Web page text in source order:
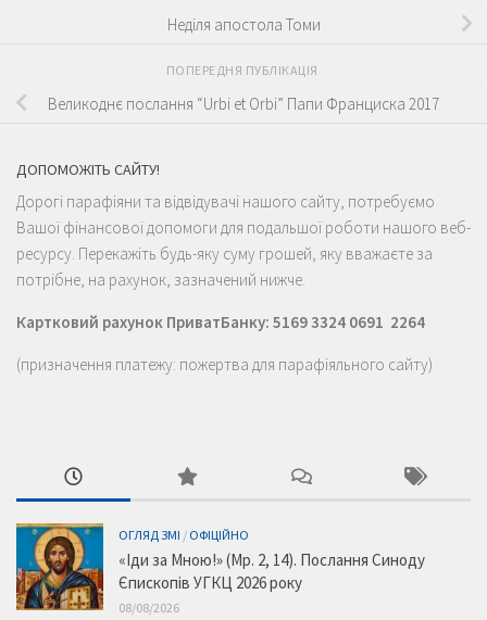
Неділя апостола Томи
ПОПЕРЕДНЯ ПУБЛІКАЦІЯ
Великоднє послання “Urbi et Orbi” Папи Франциска 2017
ДОПОМОЖІТЬ САЙТУ!
Дорогі парафіяни та відвідувачі нашого сайту, потребуємо
Вашої фінансової допомоги для подальшої роботи нашого веб-
ресурсу. Перекажіть будь-яку суму грошей, яку вважаєте за
потрібне, на рахунок, зазначений нижче.
Картковий рахунок ПриватБанку: 5169 3324 0691 2264
(призначення платежу: пожертва для парафіяльного сайту)
ОГЛЯД ЗМІ / ОФІЦІЙНО
«Іди за Мною!» (Мр. 2, 14). Послання Синоду
Єпископів УГКЦ 2026 року
08/08/2026